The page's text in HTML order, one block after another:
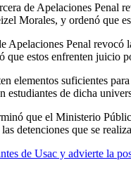
de Apelaciones Penal
Morales, y ordenó que
Apelaciones Penal
estos enfrenten juicio
elementos suficientes
estudiantes de dicha
que el Ministerio
detenciones que se
de Usac y advierte la